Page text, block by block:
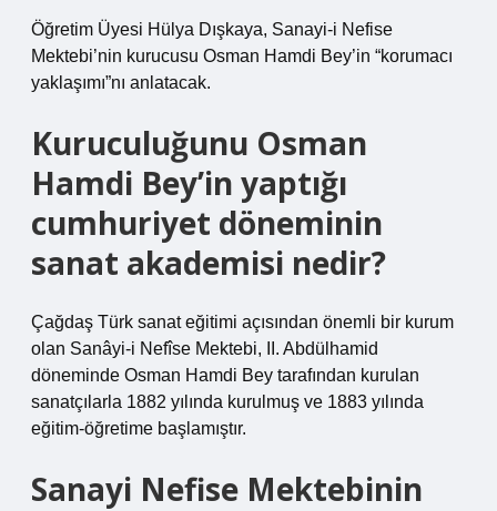
Öğretim Üyesi Hülya Dışkaya, Sanayi-i Nefise
Mektebi’nin kurucusu Osman Hamdi Bey’in “korumacı
yaklaşımı”nı anlatacak.
Kuruculuğunu Osman
Hamdi Bey’in yaptığı
cumhuriyet döneminin
sanat akademisi nedir?
Çağdaş Türk sanat eğitimi açısından önemli bir kurum
olan Sanâyi-i Nefîse Mektebi, II. Abdülhamid
döneminde Osman Hamdi Bey tarafından kurulan
sanatçılarla 1882 yılında kurulmuş ve 1883 yılında
eğitim-öğretime başlamıştır.
Sanayi Nefise Mektebinin